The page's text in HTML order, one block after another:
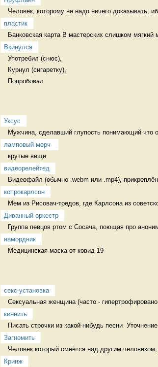
Человек, которому не надо ничего доказывать,
пластик
Банковская карта В мастерских слишком мягкий
Вкинулся
Употребил (снюс),
Курнул (сигаретку),
Попробовал
Уксус
Мужчина, сделавший глупость понимающий что
ламповый мерч
крутые вещи
видеорелейтед
Видеофайл (обычно .webm или .mp4),
копрокарлсон
Мем из Рисовач-тредов, где Карлсона из
Диванный оркестр
Группа певцов ртом с Сосача, поющая про
намордник
Медицинская маска от ковид-19
секс-установка
Сексуальная женщина (часто -
киннить
Писать строчки из какой-нибудь песни
Загномить
Человек который смеётся над другим
Кринж